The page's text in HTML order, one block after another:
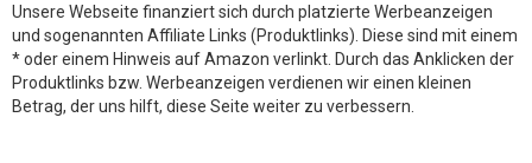
Unsere Webseite finanziert sich durch platzierte Werbeanzeigen
und sogenannten Affiliate Links (Produktlinks). Diese sind mit einem
* oder einem Hinweis auf Amazon verlinkt. Durch das Anklicken der
Produktlinks bzw. Werbeanzeigen verdienen wir einen kleinen
Betrag, der uns hilft, diese Seite weiter zu verbessern.